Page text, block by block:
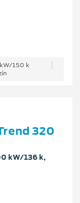
150 k
320
kW/136 k,